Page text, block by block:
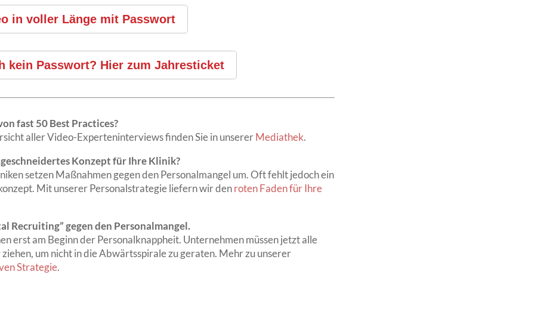
in voller Länge mit Passwort
kein Passwort? Hier zum Jahresticket
fast 50 Best Practices?
aller Video-Experteninterviews finden Sie in unsererMediathek.
Konzept für Ihre Klinik?
setzen Maßnahmen gegen den Personalmangel um. Oft fehlt jedoch ein
Mit unserer Personalstrategie liefern wir denroten Faden für Ihre
Recruiting” gegen den Personalmangel.
erst am Beginn der Personalknappheit. Unternehmen müssen jetzt alle
ziehen, um nicht in die Abwärtsspirale zu geraten. Mehr zu unserer
Strategie.